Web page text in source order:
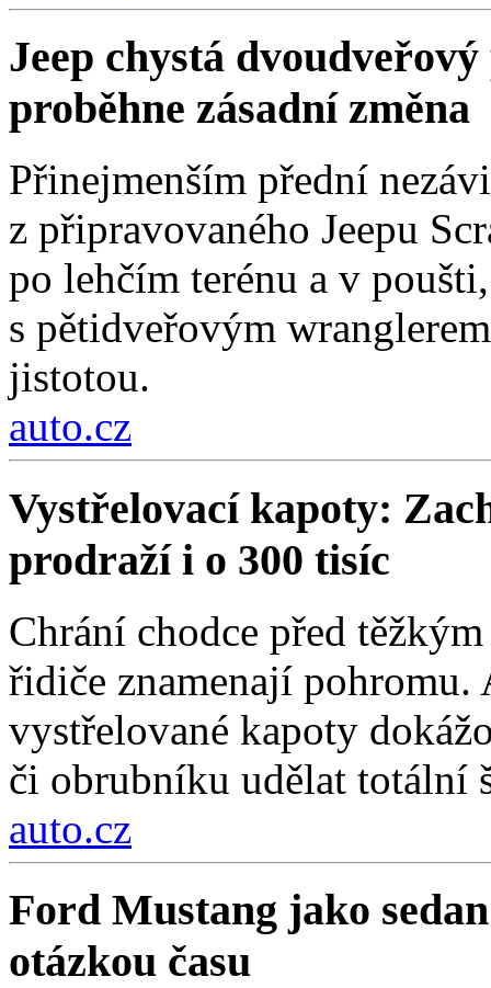
Jeep chystá
proběhne zásadní změna
Přinejmenším přední
z připravovaného Jeepu
po lehčím terénu a v
s pětidveřovým
jistotou.
auto.cz
Vystřelovací kapoty:
prodraží i o 300 tisíc
Chrání chodce před
řidiče znamenají
vystřelované kapoty
či obrubníku udělat totální
auto.cz
Ford Mustang jako
otázkou času